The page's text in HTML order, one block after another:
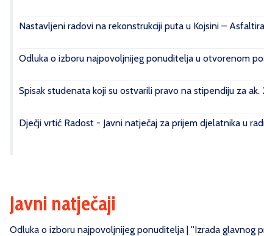
Nastavljeni radovi na rekonstrukciji puta u Kojsini –
Odluka o izboru najpovoljnijeg ponuditelja u otvorenom
Spisak studenata koji su ostvarili pravo na stipendiju za
Dječji vrtić Radost - Javni natječaj za prijem djelatnika u
Javni natječaji
Odluka o izboru najpovoljnijeg ponuditelja | ''Izrada glavnog